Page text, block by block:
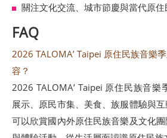
關注文化交流、城市節慶與當代原住
FAQ
2026 TALOMA’ Taipei 原住民族音樂
容？
2026 TALOMA’ Taipei 原住民族音
展示、原民市集、美食、族服體驗與
可以欣賞國內外原住民族音樂及文化